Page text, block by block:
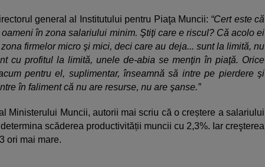
general al Institutului pentru Piaţa Muncii: “Cert este că
în zona salariului minim. Ştiţi care e riscul? Că acolo ei
firmelor micro şi mici, deci care au deja... sunt la limită, nu
cu profitul la limită, unele de-abia se menţin în piaţă. Orice
pentru el, suplimentar, înseamnă să intre pe pierdere şi
în faliment că nu are resurse, nu are şanse.”
Ministerului Muncii, autorii mai scriu că o creștere a salariului
scăderea productivității muncii cu 2,3%. Iar creşterea
ori mai mare.